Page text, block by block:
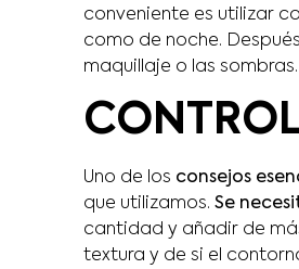
conveniente es utilizar
como de noche.
maquillaje o las sombras.
Uno de los consejos
que utilizamos. Se
cantidad y añadir de
textura y de si el